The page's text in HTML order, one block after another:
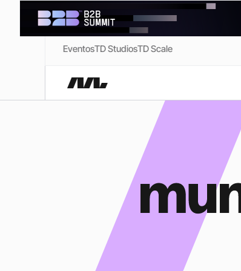
EventosTD StudiosTD Scale